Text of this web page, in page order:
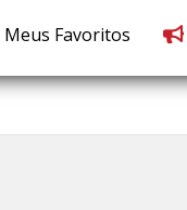
Meus Favoritos